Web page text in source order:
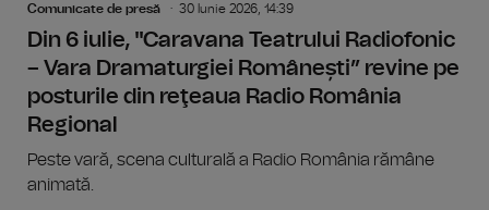
Comunicate de presă 30 Iunie 2026, 14:39
Din 6 iulie, "Caravana Teatrului Radiofonic
– Vara Dramaturgiei Românești” revine pe
posturile din reţeaua Radio România
Regional
Peste vară, scena culturală a Radio România rămâne
animată.